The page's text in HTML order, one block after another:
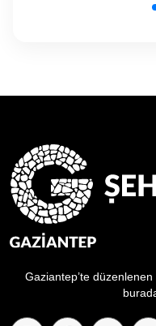
Gaziantep’te düzenlenen